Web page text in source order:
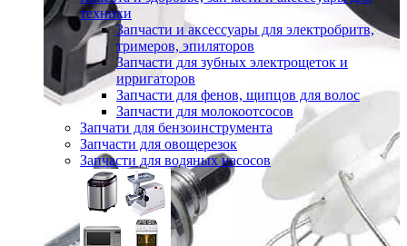
техники
Запчасти и аксессуары для электробритв,
тримеров, эпиляторов
Запчасти для зубных электрощеток и
ирригаторов
Запчасти для фенов, щипцов для волос
Запчасти для молокоотсосов
Запчати для бензоинструмента
Запчасти для овощерезок
Запчасти для водяных насосов